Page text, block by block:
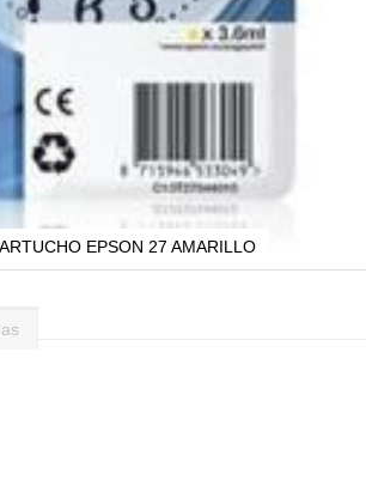
EPSON 27 AMARILLO